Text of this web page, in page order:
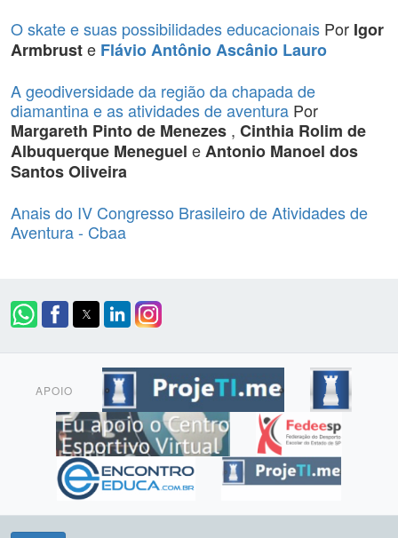
O skate e suas possibilidades educacionais Por Igor
Armbruste Flávio Antônio Ascânio Lauro
A geodiversidade da região da chapada de
diamantina e as atividades de aventura Por
Margareth Pinto de Menezes , Cinthia Rolim de
Albuquerque Meneguel eAntonio Manoel dos
Santos Oliveira
Anais do IV Congresso Brasileiro de Atividades de
Aventura - Cbaa
APOIO